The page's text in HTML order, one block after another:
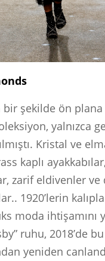
bir şekilde ön plana
yalnızca
Kristal ve
kaplı
zarif eldivenler ve
1920’lerin
moda ihtişamını
ruhu, 2018’de
yeniden